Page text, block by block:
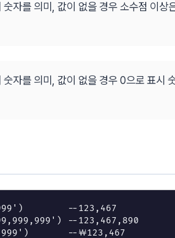
자를 의미, 값이 없을 경우 소수점 이상
자를 의미, 값이 없을 경우 0으로 표시
)
--123,467
)
--123,467,890
)
--￦123,467